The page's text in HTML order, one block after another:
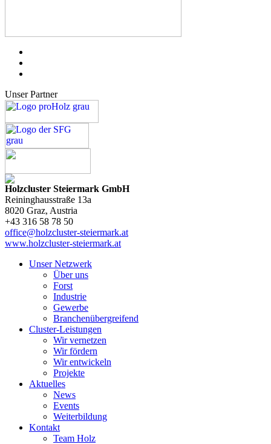
Unser Partner
Holzcluster Steiermark GmbH
Reininghausstraße 13a
8020 Graz, Austria
+43 316 58 78 50
office@holzcluster-steiermark.at
www.holzcluster-steiermark.at
Unser Netzwerk
Über uns
Forst
Industrie
Gewerbe
Branchenübergreifend
Cluster-Leistungen
Wir vernetzen
Wir fördern
Wir entwickeln
Projekte
Aktuelles
News
Events
Weiterbildung
Kontakt
Team Holz